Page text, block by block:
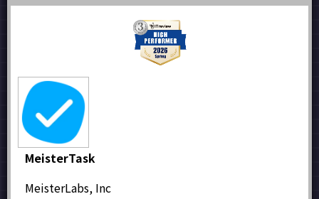
MeisterTask
MeisterLabs, Inc